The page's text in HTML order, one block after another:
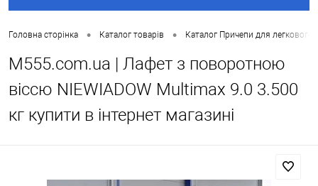
Головна сторінка • Каталог товарів • Каталог Причепи для легкового
M555.com.ua | Лафет з поворотною
віссю NIEWIADOW Multimax 9.0 3.500
кг купити в інтернет магазині